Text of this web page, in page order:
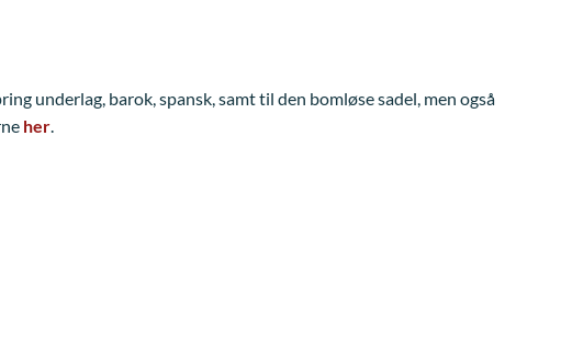
underlag, barok, spansk, samt til den bomløse sadel, men også
her.